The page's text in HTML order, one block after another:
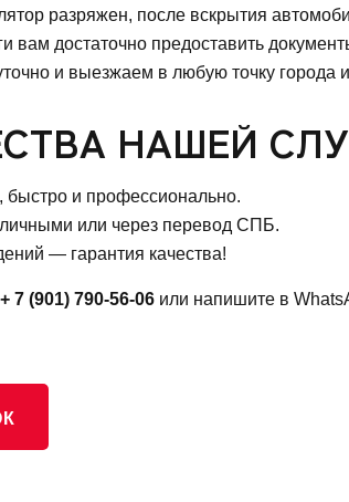
разряжен, после вскрытия
вам достаточно предоставить
и выезжаем в любую точку города
НАШЕЙ
быстро и профессионально.
или через перевод СПБ.
— гарантия качества!
+ 7 (901) 790-56-06 или напишите в